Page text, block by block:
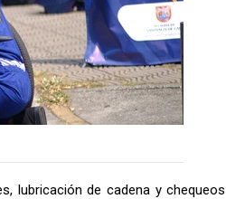
lubricación de cadena y chequeos